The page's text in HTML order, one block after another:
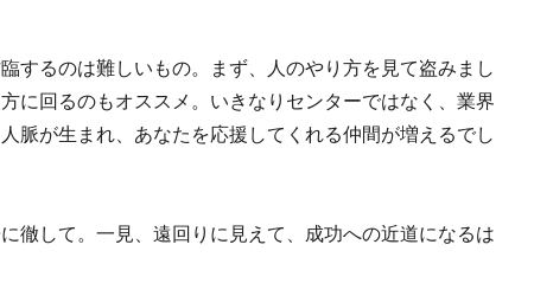
するのは難しいもの。まず、人のやり方を見て盗みまし
に回るのもオススメ。いきなりセンターではなく、業界
脈が生まれ、あなたを応援してくれる仲間が増えるでし
徹して。一見、遠回りに見えて、成功への近道になるは